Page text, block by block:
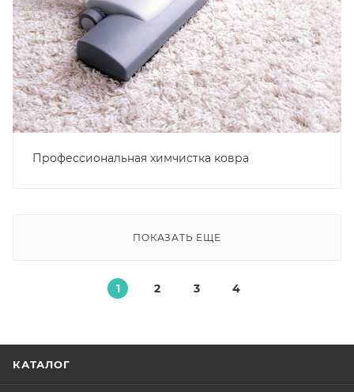
Профессиональная химчистка ковра
ПОКАЗАТЬ ЕЩЕ
1 2 3 4
КАТАЛОГ